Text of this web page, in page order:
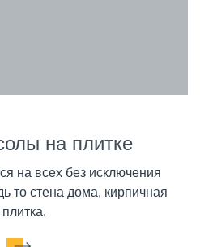
на плитке
на всех без исключения
то стена дома, кирпичная